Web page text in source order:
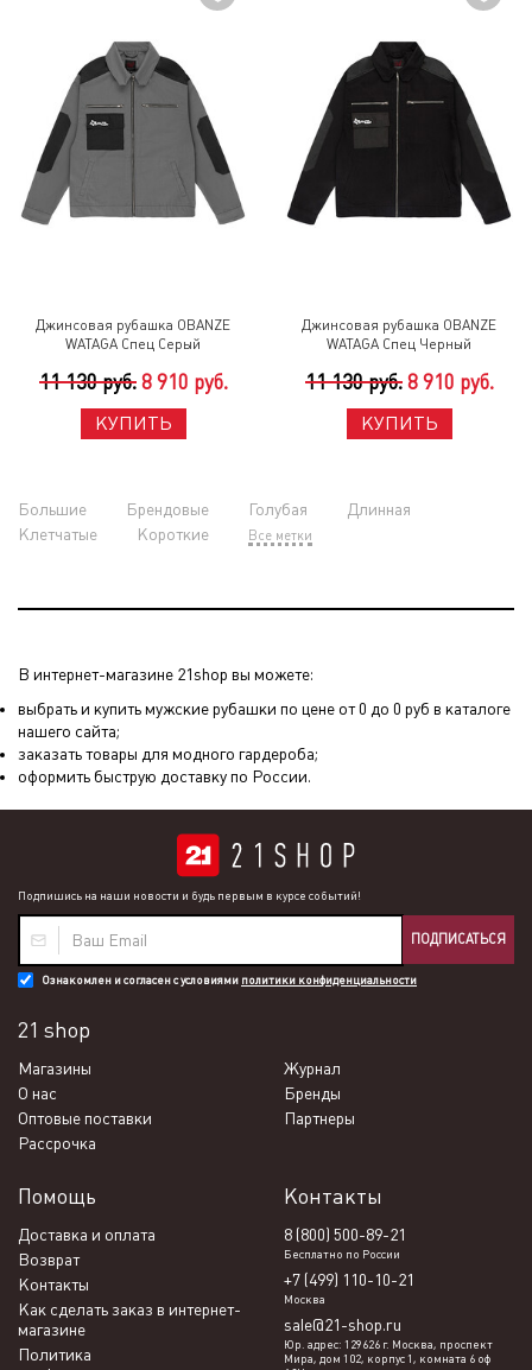
Джинсовая рубашка OBANZE
WATAGA Спец Серый
11 130 руб. 8 910 руб.
КУПИТЬ
Джинсовая рубашка OBANZE
WATAGA Спец Черный
11 130 руб. 8 910 руб.
КУПИТЬ
Большие Брендовые Голубая
Длинная
Клетчатые
Короткие Все метки
В интернет-магазине 21shop вы можете:
выбрать и купить мужские рубашки по цене от 0 до 0 руб в каталоге
нашего сайта;
заказать товары для модного гардероба;
оформить быструю доставку по России.
Подпишись на наши новости и будь первым в курсе событий!
ПОДПИСАТЬСЯ
Ознакомлен и согласен с условиями политики конфиденциальности
21 shop
Магазины
Журнал
О нас
Бренды
Оптовые поставки
Партнеры
Рассрочка
Помощь
Доставка и оплата
Возврат
Контакты
Как сделать заказ в интернет-
магазине
Политика
Контакты
8 (800) 500-89-21
Бесплатно по России
+7 (499) 110-10-21
Москва
sale@21-shop.ru
Юр. адрес: 129626 г. Москва, проспект
Мира, дом 102, корпус 1, комната 6 оф